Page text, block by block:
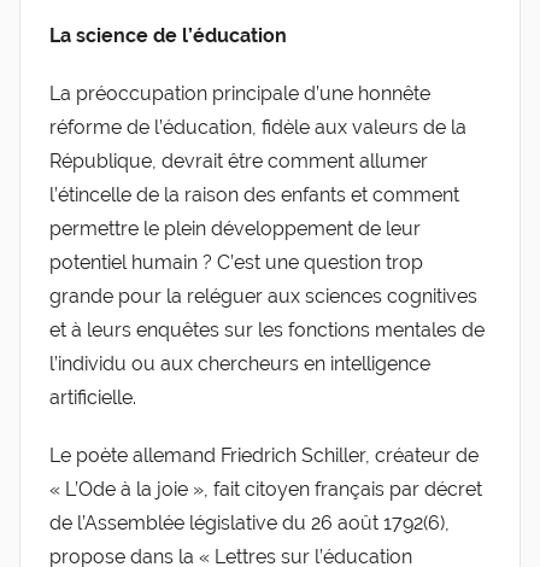
La science de l’éducation
La préoccupation principale d’une honnête
réforme de l’éducation, fidèle aux valeurs de la
République, devrait être comment allumer
l’étincelle de la raison des enfants et comment
permettre le plein développement de leur
potentiel humain ? C’est une question trop
grande pour la reléguer aux sciences cognitives
et à leurs enquêtes sur les fonctions mentales de
l’individu ou aux chercheurs en intelligence
artificielle.
Le poète allemand Friedrich Schiller, créateur de
« L’Ode à la joie », fait citoyen français par décret
de l’Assemblée législative du 26 août 1792(6),
propose dans la « Lettres sur l’éducation